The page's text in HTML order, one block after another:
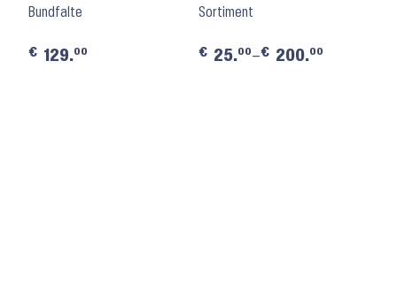
Bundfalte
€ 129.00
Sortiment
€ 25.00–€ 200.00